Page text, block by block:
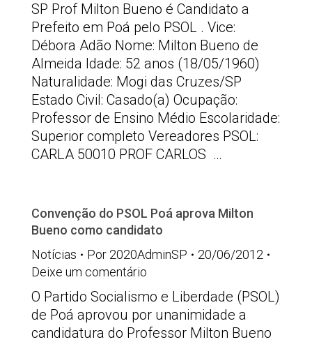
SP Prof Milton Bueno é Candidato a
Prefeito em Poá pelo PSOL . Vice:
Débora Adão Nome: Milton Bueno de
Almeida Idade: 52 anos (18/05/1960)
Naturalidade: Mogi das Cruzes/SP
Estado Civil: Casado(a) Ocupação:
Professor de Ensino Médio Escolaridade:
Superior completo Vereadores PSOL:
CARLA 50010 PROF CARLOS …
Convenção do PSOL Poá aprova Milton
Bueno como candidato
Notícias
Por 2020AdminSP
20/06/2012
Deixe um comentário
O Partido Socialismo e Liberdade (PSOL)
de Poá aprovou por unanimidade a
candidatura do Professor Milton Bueno